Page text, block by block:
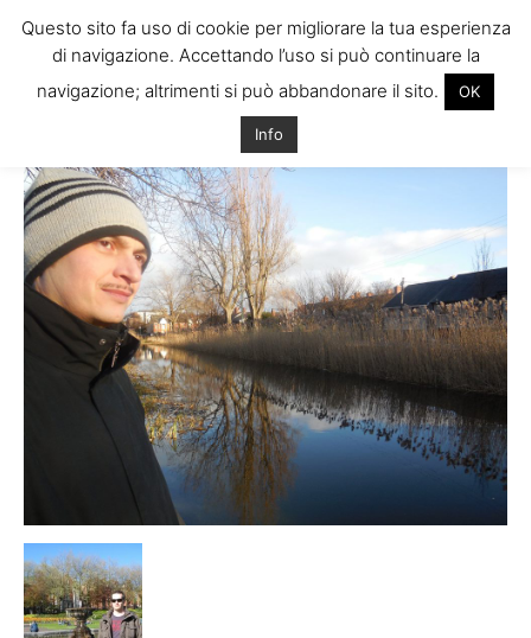
Questo sito fa uso di cookie per migliorare la tua esperienza
di navigazione. Accettando l’uso si può continuare la
navigazione; altrimenti si può abbandonare il sito.
OK
Info